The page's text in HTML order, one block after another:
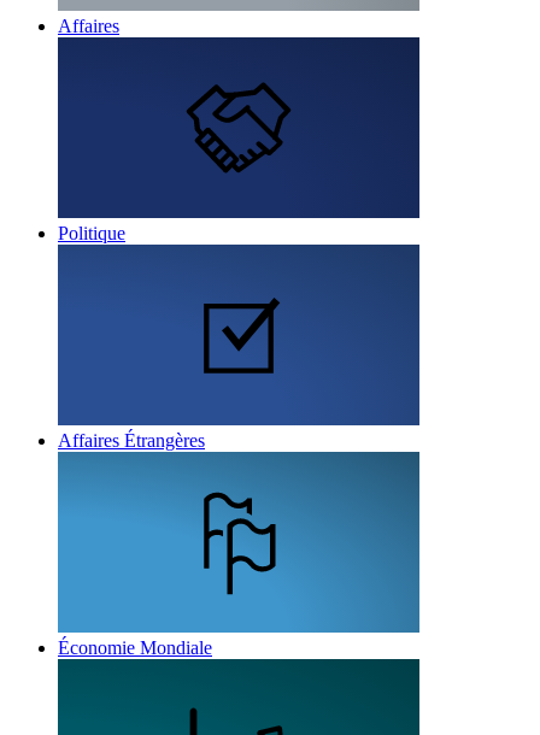
Affaires
Politique
Affaires Étrangères
Économie Mondiale